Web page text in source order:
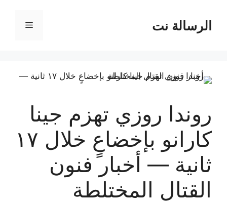
المحتوىالرسالة نت القائمة
روندا روزي تهزم جينا
كارانو بإخضاعٍ خلال ١٧
ثانية — أخبار فنون
القتال المختلطة